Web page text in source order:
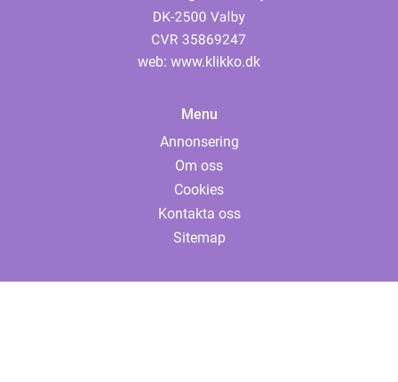
web: www.klikko.dk
Menu
Annonsering
Om oss
Cookies
Kontakta oss
Sitemap